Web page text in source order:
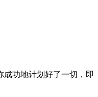
功地计划好了一切，即